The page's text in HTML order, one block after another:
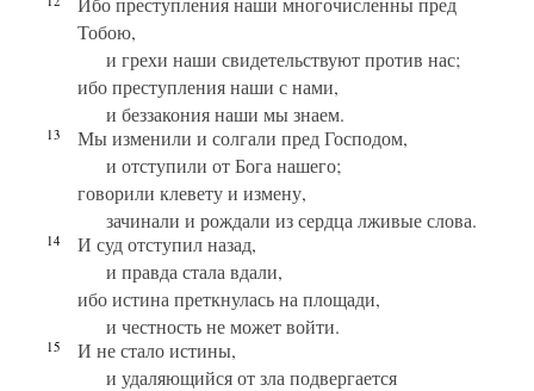
Тобою,
и грехи наши свидетельствуют против нас;
ибо преступления наши с нами,
и беззакония наши мы знаем.
13
Мы изменили и солгали пред Господом,
и отступили от Бога нашего;
говорили клевету и измену,
зачинали и рождали из сердца лживые слова.
14
И суд отступил назад,
и правда стала вдали,
ибо истина преткнулась на площади,
и честность не может войти.
15
И не стало истины,
и удаляющийся от зла подвергается